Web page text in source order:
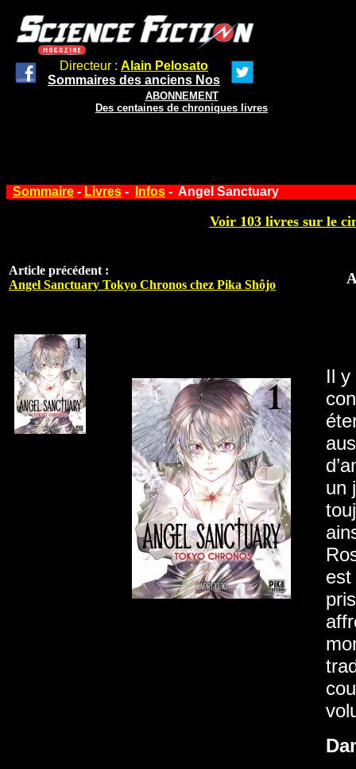
Directeur : Alain Pelosato
Sommaires des anciens Nos
ABONNEMENT
Des centaines de chroniques livres
Sommaire - Livres - Infos - Angel Sanctuary
Voir 103 livres sur le
Article précédent :
Angel Sanctuary Tokyo Chronos chez Pika Shôjo
Il y
un